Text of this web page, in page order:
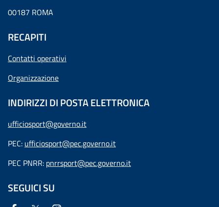
00187 ROMA
RECAPITI
Contatti operativi
Organizzazione
INDIRIZZI DI POSTA ELETTRONICA
ufficiosport@governo.it
PEC: ufficiosport@pec.governo.it
PEC PNRR: pnrrsport@pec.governo.it
SEGUICI SU